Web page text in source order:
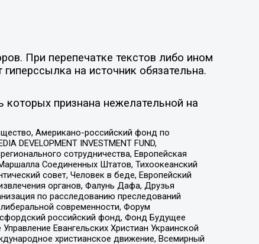
При перепечатке текстов либо ином
на источник обязательна.
признана нежелательной на
Американо-российский фонд по
INVESTMENT FUND,
сотрудничества, Европейская
Соединенных Штатов, Тихоокеанский
совет, Человек в беде, Европейский
органов, Фалунь Дафа, Друзья
по расследованию преследований
современности, Форум
российский фонд, Фонд Будущее
Евангельских Христиан Украинской
христианское движение, Всемирный